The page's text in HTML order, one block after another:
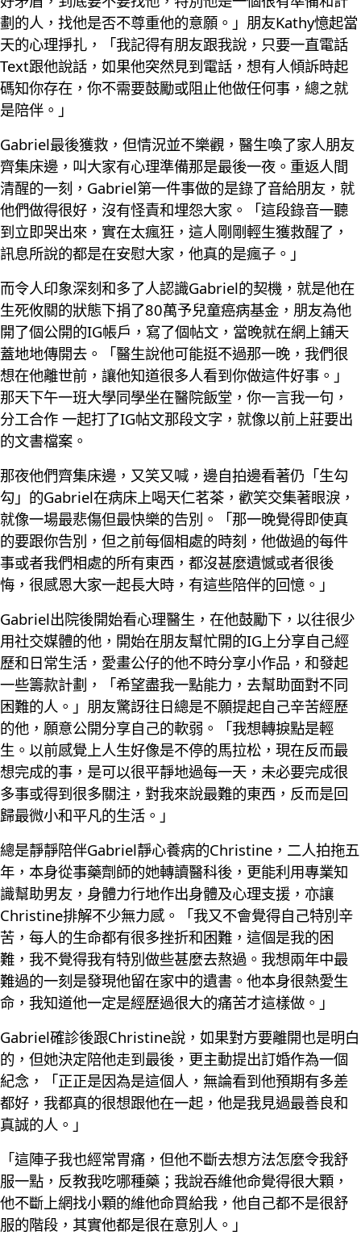
劃的人，找他是否不尊重他的意願。」朋友Kathy憶起當
天的心理掙扎，「我記得有朋友跟我說，只要一直電話
Text跟他說話，如果他突然見到電話，想有人傾訴時起
碼知你存在，你不需要鼓勵或阻止他做任何事，總之就
是陪伴。」
Gabriel最後獲救，但情況並不樂觀，醫生喚了家人朋友
齊集床邊，叫大家有心理準備那是最後一夜。重返人間
清醒的一刻，Gabriel第一件事做的是錄了音給朋友，就
他們做得很好，沒有怪責和埋怨大家。「這段錄音一聽
到立即哭出來，實在太瘋狂，這人剛剛輕生獲救醒了，
訊息所說的都是在安慰大家，他真的是瘋子。」
而令人印象深刻和多了人認識Gabriel的契機，就是他在
生死攸關的狀態下捐了80萬予兒童癌病基金，朋友為他
開了個公開的IG帳戶，寫了個帖文，當晚就在網上鋪天
蓋地地傳開去。「醫生說他可能挺不過那一晚，我們很
想在他離世前，讓他知道很多人看到你做這件好事。」
那天下午一班大學同學坐在醫院飯堂，你一言我一句，
分工合作 一起打了IG帖文那段文字，就像以前上莊要出
的文書檔案。
那夜他們齊集床邊，又笑又喊，邊自拍邊看著仍「生勾
勾」的Gabriel在病床上喝天仁茗茶，歡笑交集著眼淚，
就像一場最悲傷但最快樂的告別。「那一晚覺得即使真
的要跟你告別，但之前每個相處的時刻，他做過的每件
事或者我們相處的所有東西，都沒甚麼遺憾或者很後
悔，很感恩大家一起長大時，有這些陪伴的回憶。」
Gabriel出院後開始看心理醫生，在他鼓勵下，以往很少
用社交媒體的他，開始在朋友幫忙開的IG上分享自己經
歷和日常生活，愛畫公仔的他不時分享小作品，和發起
一些籌款計劃，「希望盡我一點能力，去幫助面對不同
困難的人。」朋友驚訝往日總是不願提起自己辛苦經歷
的他，願意公開分享自己的軟弱。「我想轉捩點是輕
生。以前感覺上人生好像是不停的馬拉松，現在反而最
想完成的事，是可以很平靜地過每一天，未必要完成很
多事或得到很多關注，對我來說最難的東西，反而是回
歸最微小和平凡的生活。」
總是靜靜陪伴Gabriel靜心養病的Christine，二人拍拖五
年，本身從事藥劑師的她轉讀醫科後，更能利用專業知
識幫助男友，身體力行地作出身體及心理支援，亦讓
Christine排解不少無力感。「我又不會覺得自己特別辛
苦，每人的生命都有很多挫折和困難，這個是我的困
難，我不覺得我有特別做些甚麼去熬過。我想兩年中最
難過的一刻是發現他留在家中的遺書。他本身很熱愛生
命，我知道他一定是經歷過很大的痛苦才這樣做。」
Gabriel確診後跟Christine說，如果對方要離開也是明白
的，但她決定陪他走到最後，更主動提出訂婚作為一個
紀念，「正正是因為是這個人，無論看到他預期有多差
都好，我都真的很想跟他在一起，他是我見過最善良和
真誠的人。」
「這陣子我也經常胃痛，但他不斷去想方法怎麼令我舒
服一點，反教我吃哪種藥；我說吞維他命覺得很大顆，
他不斷上網找小顆的維他命買給我，他自己都不是很舒
服的階段，其實他都是很在意別人。」